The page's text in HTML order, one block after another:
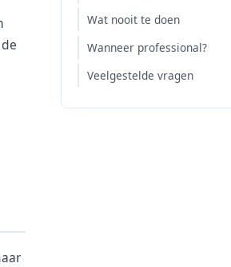
Wat nooit te doen
Wanneer professional?
Veelgestelde vragen